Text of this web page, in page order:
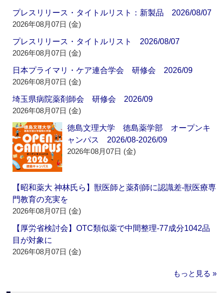
プレスリリース・タイトルリスト：新製品 2026/08/07
2026年08月07日 (金)
プレスリリース・タイトルリスト 2026/08/07
2026年08月07日 (金)
日本プライマリ・ケア連合学会 研修会 2026/09
2026年08月07日 (金)
埼玉県病院薬剤師会 研修会 2026/09
2026年08月07日 (金)
徳島文理大学 徳島薬学部 オープンキ
ャンパス 2026/08-2026/09
2026年08月07日 (金)
【昭和薬大 神林氏ら】獣医師と薬剤師に認識差‐獣医療専
門教育の充実を
2026年08月07日 (金)
【厚労省検討会】OTC類似薬で中間整理‐77成分1042品
目が対象に
2026年08月07日 (金)
もっと見る »